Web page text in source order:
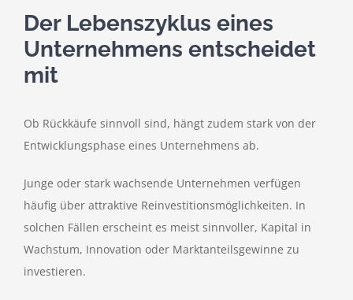
Der Lebenszyklus eines
Unternehmens entscheidet
mit
Ob Rückkäufe sinnvoll sind, hängt zudem stark von der
Entwicklungsphase eines Unternehmens ab.
Junge oder stark wachsende Unternehmen verfügen
häufig über attraktive Reinvestitionsmöglichkeiten. In
solchen Fällen erscheint es meist sinnvoller, Kapital in
Wachstum, Innovation oder Marktanteilsgewinne zu
investieren.